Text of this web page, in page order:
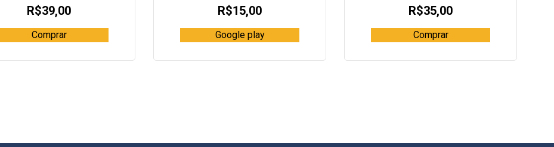
R$39,00
Comprar
R$15,00
Google play
R$35,00
Comprar